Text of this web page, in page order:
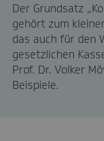
Der Grundsatz
gehört zum
das auch für den
gesetzlichen
Prof. Dr. Volker
Beispiele.